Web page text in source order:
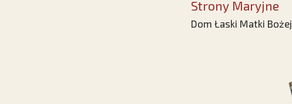
Strony Maryjne
Dom Łaski Matki Bożej